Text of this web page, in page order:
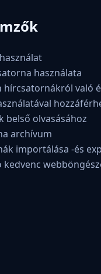
használata
hírcsatornákról való
belső olvasásához
archívum
importálása -és
kedvenc